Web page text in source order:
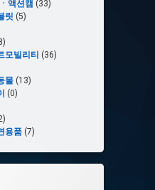
액션캠 (33)
릿 (5)
모빌리티 (36)
물(13)
(0)
용품(7)